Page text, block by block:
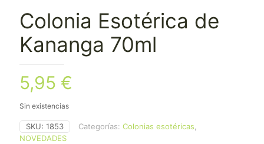
Colonia Esotérica de
Kananga 70ml
5,95 €
Sin existencias
SKU: 1853 Categorías: Colonias esotéricas,
NOVEDADES